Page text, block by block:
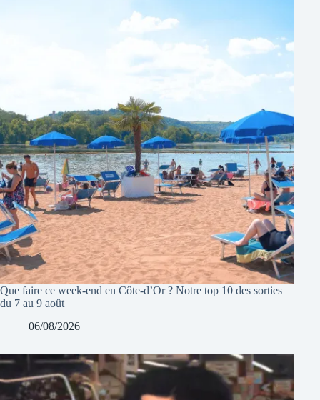
Que faire ce week-end en Côte-d’Or ? Notre top 10 des sorties
du 7 au 9 août
06/08/2026